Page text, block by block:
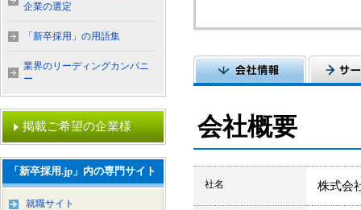
会社概要
社名 株式会
企業の選定
「新卒採用」の用語集
業界のリーディングカンパニ
ー
掲載ご希望の企業様
「新卒採用.jp」内の専門サイト
就職サイト